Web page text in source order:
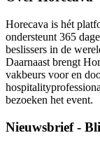
Horecava is hét
ondersteunt 365
beslissers in de
Daarnaast brengt
vakbeurs voor en
bezoeken het event.
Nieuwsbrief -